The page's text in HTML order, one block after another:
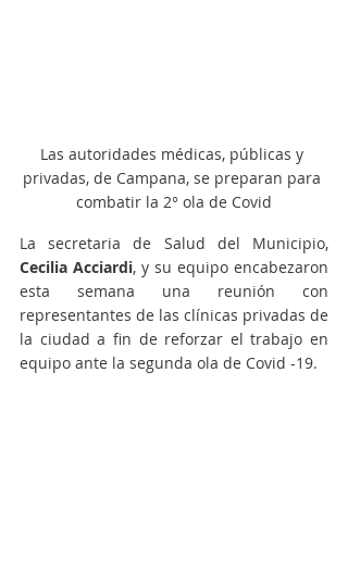
Las autoridades médicas, públicas y
privadas, de Campana, se preparan para
combatir la 2° ola de Covid
Cecilia Acciardi, y su equipo encabezaron
esta semana una reunión con
representantes de las clínicas privadas de
la ciudad a fin de reforzar el trabajo en
equipo ante la segunda ola de Covid -19.